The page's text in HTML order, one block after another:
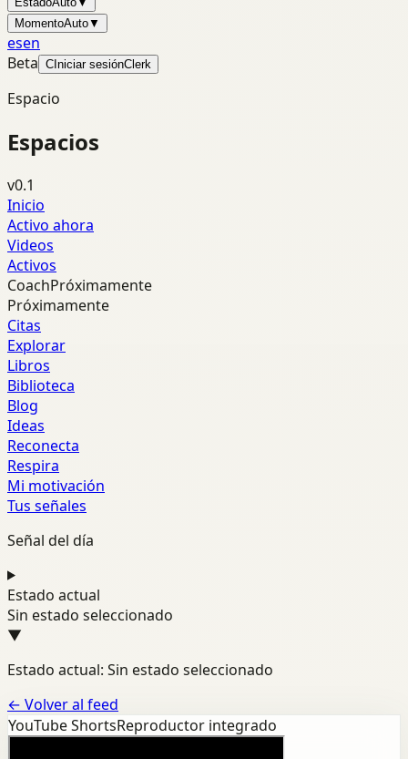
MomentoAuto▼
esen
Beta C Iniciar sesiónClerk
Espacio
Espacios
v0.1
Inicio
Activo ahora
Videos
Activos
CoachPróximamente
Próximamente
Citas
Explorar
Libros
Biblioteca
Blog
Ideas
Reconecta
Respira
Mi motivación
Tus señales
Señal del día
Estado actual
Sin estado seleccionado
▼
Estado actual: Sin estado seleccionado
← Volver al feed
YouTube ShortsReproductor integrado